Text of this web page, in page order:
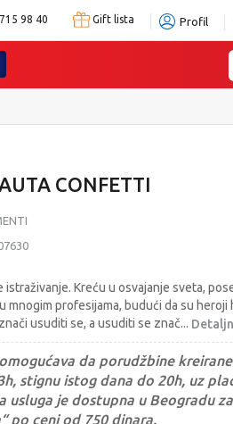
98 40 Gift lista Profil
CONFETTI
istraživanje. Kreću u osvajanje sveta,
mnogim profesijama, budući da su
usuditi se, a usuditi se znač...
da porudžbine
stignu istog dana do 20h, uz
usluga je dostupna u Beogradu
po ceni od 750 dinara.